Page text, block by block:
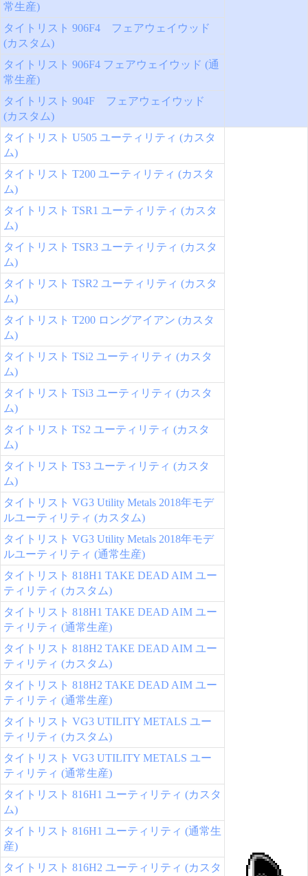
常生産)
タイトリスト 906F4 フェアウェイウッド
(カスタム)
タイトリスト 906F4 フェアウェイウッド (通
常生産)
タイトリスト 904F フェアウェイウッド
(カスタム)
タイトリスト U505 ユーティリティ (カスタ
ム)
タイトリスト T200 ユーティリティ (カスタ
ム)
タイトリスト TSR1 ユーティリティ (カスタ
ム)
タイトリスト TSR3 ユーティリティ (カスタ
ム)
タイトリスト TSR2 ユーティリティ (カスタ
ム)
タイトリスト T200 ロングアイアン (カスタ
ム)
タイトリスト TSi2 ユーティリティ (カスタ
ム)
タイトリスト TSi3 ユーティリティ (カスタ
ム)
タイトリスト TS2 ユーティリティ (カスタ
ム)
タイトリスト TS3 ユーティリティ (カスタ
ム)
タイトリスト VG3 Utility Metals 2018年モデ
ルユーティリティ (カスタム)
タイトリスト VG3 Utility Metals 2018年モデ
ルユーティリティ (通常生産)
タイトリスト 818H1 TAKE DEAD AIM ユー
ティリティ (カスタム)
タイトリスト 818H1 TAKE DEAD AIM ユー
ティリティ (通常生産)
タイトリスト 818H2 TAKE DEAD AIM ユー
ティリティ (カスタム)
タイトリスト 818H2 TAKE DEAD AIM ユー
ティリティ (通常生産)
タイトリスト VG3 UTILITY METALS ユー
ティリティ (カスタム)
タイトリスト VG3 UTILITY METALS ユー
ティリティ (通常生産)
タイトリスト 816H1 ユーティリティ (カスタ
ム)
タイトリスト 816H1 ユーティリティ (通常生
産)
タイトリスト 816H2 ユーティリティ (カスタ